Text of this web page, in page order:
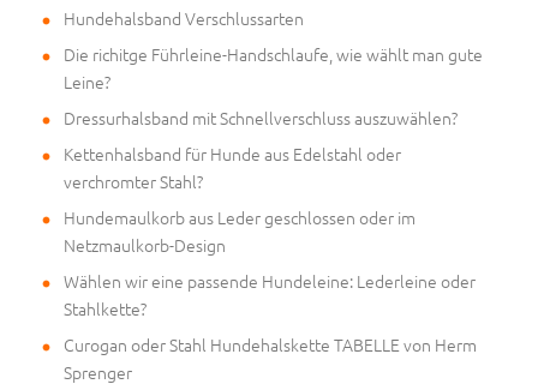
Hundehalsband Verschlussarten
Die richitge Führleine-Handschlaufe, wie wählt man gute
Leine?
Dressurhalsband mit Schnellverschluss auszuwählen?
Kettenhalsband für Hunde aus Edelstahl oder
verchromter Stahl?
Hundemaulkorb aus Leder geschlossen oder im
Netzmaulkorb-Design
Wählen wir eine passende Hundeleine: Lederleine oder
Stahlkette?
Curogan oder Stahl Hundehalskette TABELLE von Herm
Sprenger